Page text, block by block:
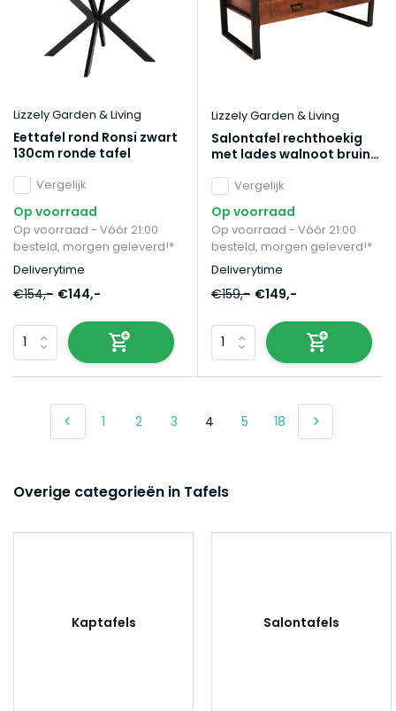
Lizzely Garden & Living
Eettafel rond Ronsi zwart
130cm ronde tafel
Vergelijk
Op voorraad
Op voorraad - Vóór 21:00
besteld, morgen geleverd!*
Deliverytime
€154,- €144,-
Lizzely Garden & Living
Salontafel rechthoekig
met lades walnoot bruin
Vergelijk
Op voorraad
Op voorraad - Vóór 21:00
besteld, morgen geleverd!*
Deliverytime
€159,- €149,-
1 2 3 4 5 18
Overige categorieën in Tafels
Kaptafels Salontafels